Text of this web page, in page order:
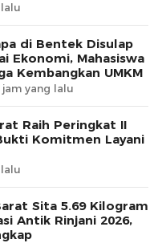
di Bentek Disulap
Ekonomi, Mahasiswa
Kembangkan UMKM
jam yang lalu
Raih Peringkat II
Komitmen Layani
Sita 5.69 Kilogram
Antik Rinjani 2026,